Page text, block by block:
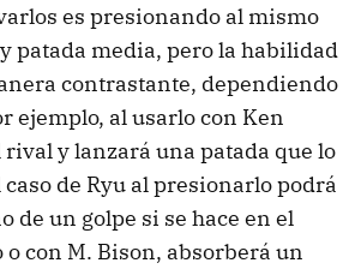
es presionando al mismo
patada media, pero la habilidad
contrastante, dependiendo
ejemplo, al usarlo con Ken
y lanzará una patada que lo
de Ryu al presionarlo podrá
de un golpe si se hace en el
con M. Bison, absorberá un